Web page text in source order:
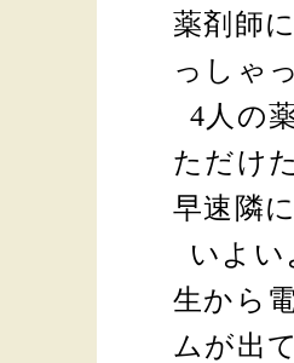
薬剤師
っしゃ
4 人の
ただけ
早速隣
いよい
生から
ムが出